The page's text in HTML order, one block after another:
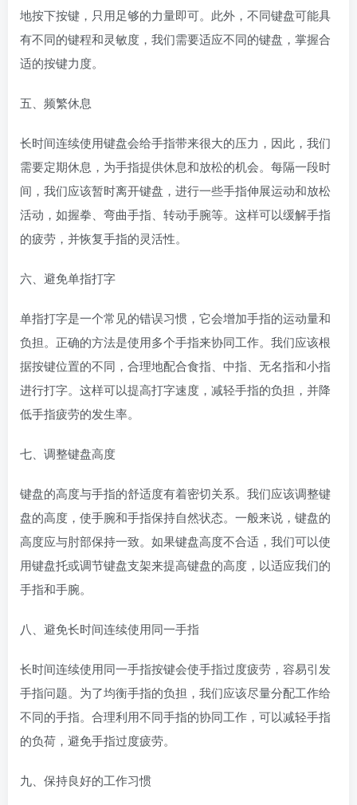
地按下按键，只用足够的力量即可。此外，不同键盘可能具
有不同的键程和灵敏度，我们需要适应不同的键盘，掌握合
适的按键力度。
五、频繁休息
长时间连续使用键盘会给手指带来很大的压力，因此，我们
需要定期休息，为手指提供休息和放松的机会。每隔一段时
间，我们应该暂时离开键盘，进行一些手指伸展运动和放松
活动，如握拳、弯曲手指、转动手腕等。这样可以缓解手指
的疲劳，并恢复手指的灵活性。
六、避免单指打字
单指打字是一个常见的错误习惯，它会增加手指的运动量和
负担。正确的方法是使用多个手指来协同工作。我们应该根
据按键位置的不同，合理地配合食指、中指、无名指和小指
进行打字。这样可以提高打字速度，减轻手指的负担，并降
低手指疲劳的发生率。
七、调整键盘高度
键盘的高度与手指的舒适度有着密切关系。我们应该调整键
盘的高度，使手腕和手指保持自然状态。一般来说，键盘的
高度应与肘部保持一致。如果键盘高度不合适，我们可以使
用键盘托或调节键盘支架来提高键盘的高度，以适应我们的
手指和手腕。
八、避免长时间连续使用同一手指
长时间连续使用同一手指按键会使手指过度疲劳，容易引发
手指问题。为了均衡手指的负担，我们应该尽量分配工作给
不同的手指。合理利用不同手指的协同工作，可以减轻手指
的负荷，避免手指过度疲劳。
九、保持良好的工作习惯